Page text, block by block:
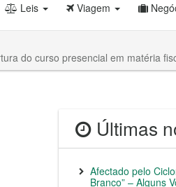
Leis Viagem
do curso presencial em matéria
Últimas
Afectado pelo
Branco” – Alguns